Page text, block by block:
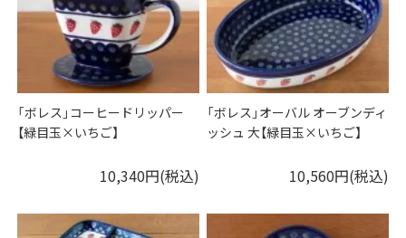
「ボレス」コーヒードリッパー
【緑目玉×いちご】
10,340円(税込)
「ボレス」オーバル オーブンディ
ッシュ 大【緑目玉×いちご】
10,560円(税込)